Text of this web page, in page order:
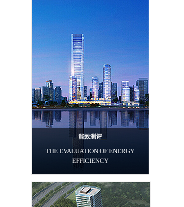
能效测评
THE EVALUATION OF ENERGY
EFFICIENCY